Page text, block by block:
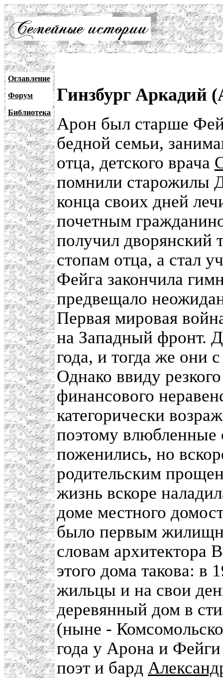
Оглавление
Форум
Библиотека
Гинзбург Аркадий
Арон был старше
бедной семьи,
отца, детского врача
помнили старожилы
конца своих дней
почетным
получил дворянский
стопам отца, а стал
Фейга закончила
предвещало
Первая мировая
на Западный фронт.
года, и тогда же они
Однако ввиду
финансового
категорически
поэтому влюбленные
поженились, но
родительским
жизнь вскоре
доме местного
было первым
словам архитектора
этого дома такова: в
жильцы и на свои
деревянный дом в
(ныне -
года у Арона и
поэт и бард